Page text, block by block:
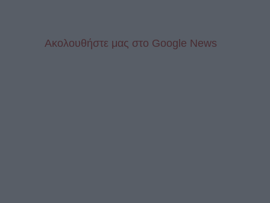
Aκολουθήστε μας στo Google News